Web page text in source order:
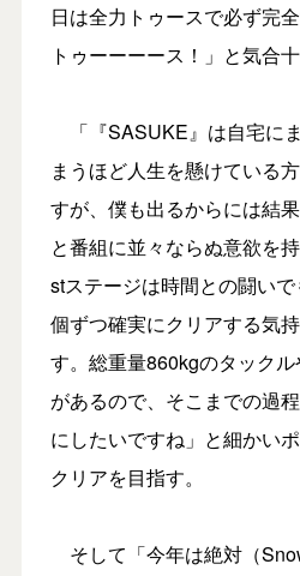
日は全力トゥースで必ず完
トゥーーーース！」と気合
「『SASUKE』は自宅に
まうほど人生を懸けている
すが、僕も出るからには結
と番組に並々ならぬ意欲を
stステージは時間との闘い
個ずつ確実にクリアする気
す。総重量860kgのタック
があるので、そこまでの過
にしたいですね」と細かい
クリアを目指す。
そして「今年は絶対（